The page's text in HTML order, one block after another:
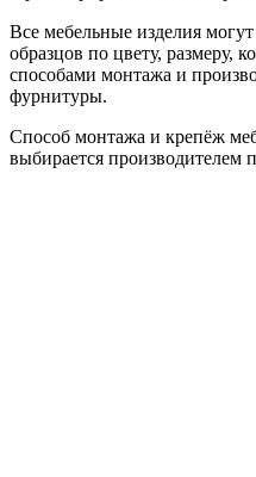
Все мебельные изделия
образцов по цвету, размеру,
способами монтажа и
фурнитуры.
Способ монтажа и крепёж
выбирается производителем